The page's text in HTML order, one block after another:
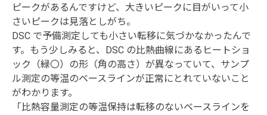
ピークがあるんですけど、大きいピークに目がいって小
さいピークは見落としがち。
DSC で予備測定しても小さい転移に気づかなかったんで
す。もう少しみると、DSC の比熱曲線にあるヒートショ
ック（緑〇）の形（角の高さ）が異なっていて、サンプ
ル測定の等温のベースラインが正常にとれていないこと
がわかります。
「比熱容量測定の等温保持は転移のないベースラインを